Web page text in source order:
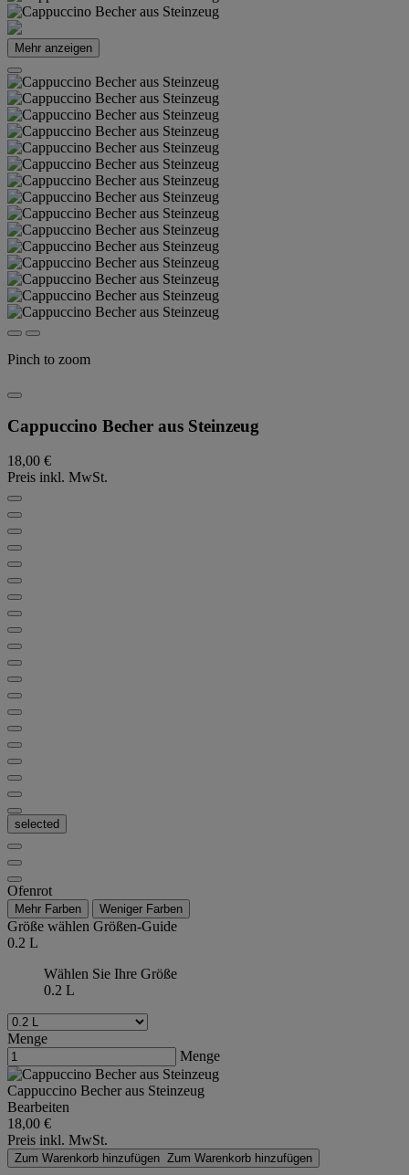
Mehr anzeigen
Pinch to zoom
Cappuccino Becher aus Steinzeug
18,00 €
Preis inkl. MwSt.
selected
Ofenrot
Mehr Farben Weniger Farben
Größe wählen Größen-Guide
0.2 L
Wählen Sie Ihre Größe
0.2 L
Menge
Menge
Cappuccino Becher aus Steinzeug
Bearbeiten
18,00 €
Preis inkl. MwSt.
Zum Warenkorb hinzufügen Zum Warenkorb hinzufügen